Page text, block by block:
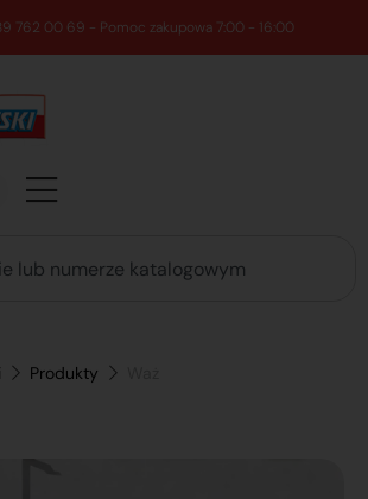
00 69 - Pomoc zakupowa 7:00 - 16:00
Produkty